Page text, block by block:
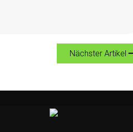
Nächster Artikel